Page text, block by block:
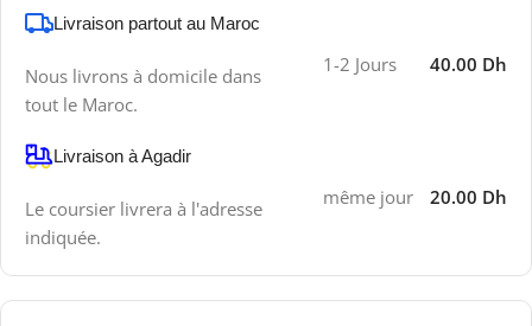
Livraison partout au Maroc
Nous livrons à domicile dans
tout le Maroc.
1-2 Jours 40.00 Dh
Livraison à Agadir
Le coursier livrera à l'adresse
indiquée.
même jour 20.00 Dh